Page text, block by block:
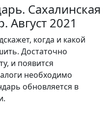
Сахалинская
Август 2021
когда и какой
Достаточно
и появится
необходимо
обновляется в